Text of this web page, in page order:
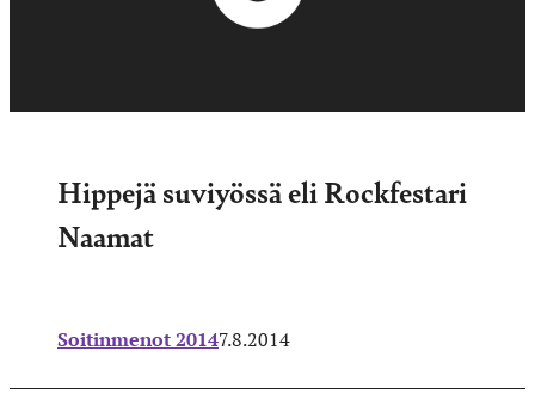
Hippejä suviyössä eli Rockfestari
Naamat
Soitinmenot 20147.8.2014